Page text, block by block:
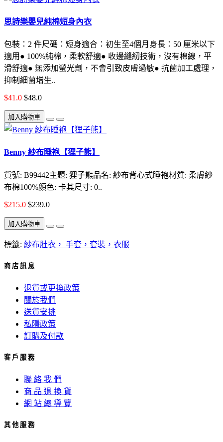
思詩樂嬰兒純棉短身內衣
包裝：2 件尺碼：短身適合：初生至4個月身長：50 厘米以下
適用● 100%純棉，柔軟舒適● 收邊縫紉技術，沒有棉線，平
滑舒適● 無添加螢光劑，不會引致皮膚過敏● 抗菌加工處理，
抑制細菌增生..
$41.0 $48.0
加入購物車
Benny 紗布睡袍【狸子熊】
貨號: B99442主題: 狸子熊品名: 紗布背心式睡袍材質: 柔膚紗
布棉100%顏色: 卡其尺寸: 0..
$215.0 $239.0
加入購物車
標籤: 紗布肚衣， 手套，套裝，衣服
商 店 訊 息
退貨或更換政策
關於我們
送貨安排
私隱政策
訂購及付款
客 戶 服 務
聯 絡 我 們
商 品 退 換 貨
網 站 總 導 覽
其 他 服 務